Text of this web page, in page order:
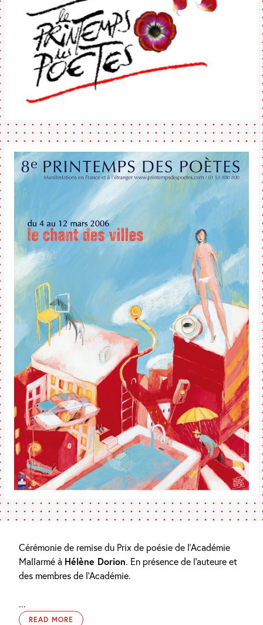
Cérémonie de remise du Prix de poésie de l’Académie
Mallarmé à Hélène Dorion. En présence de l’auteure et
des membres de l’Académie.
...
READ MORE